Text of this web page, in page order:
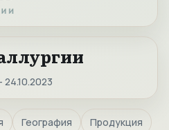
География Продукция